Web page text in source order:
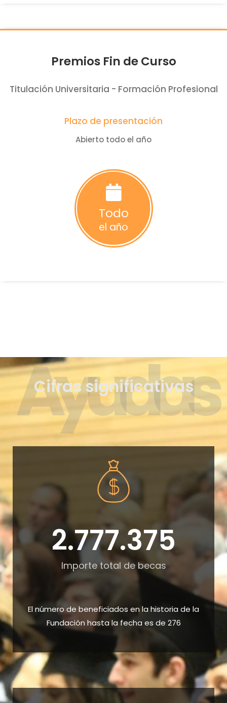
Premios Fin de Curso
Titulación Universitaria - Formación Profesional
Plazo de presentación
Abierto todo el año
Todo
el año
Ayudas
Cifras significativas
Importe total de becas
2.777.375
El número de beneficiados en la historia de la
Fundación hasta la fecha es de 276